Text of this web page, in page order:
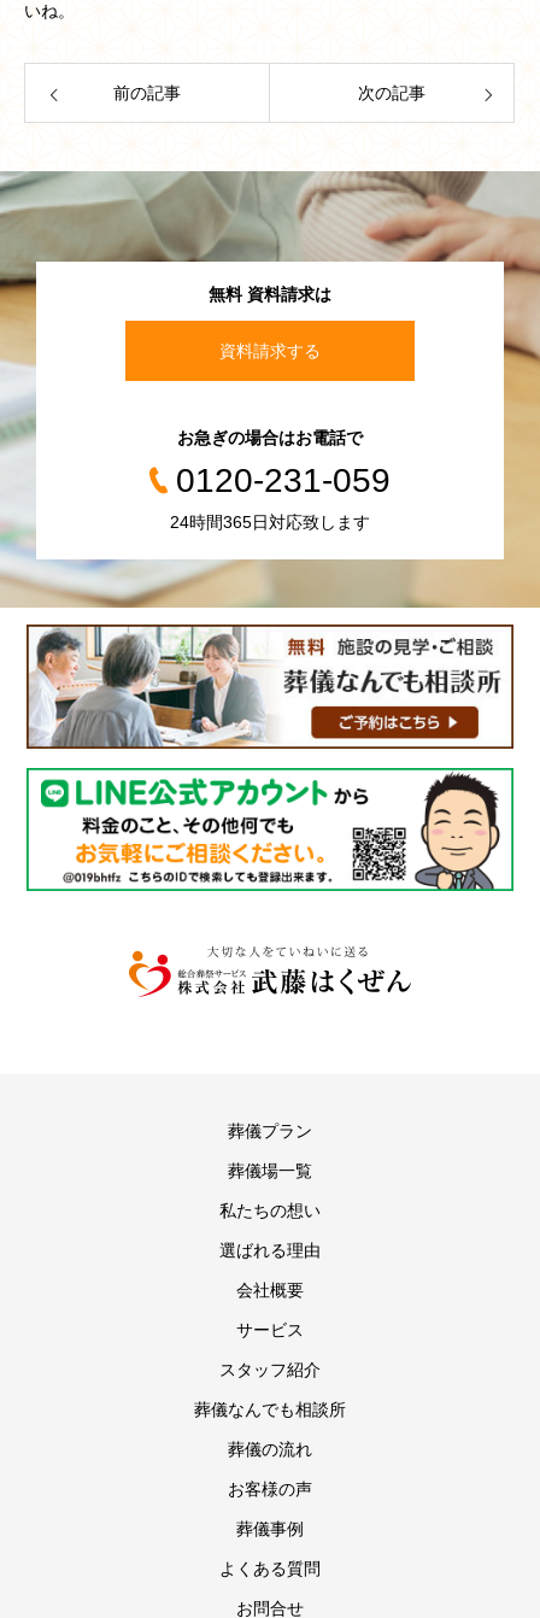
いね。
前の記事 次の記事
無料 資料請求は
資料請求する
お急ぎの場合はお電話で
0120-231-059
24時間365日対応致します
葬儀プラン
葬儀場一覧
私たちの想い
選ばれる理由
会社概要
サービス
スタッフ紹介
葬儀なんでも相談所
葬儀の流れ
お客様の声
葬儀事例
よくある質問
お問合せ